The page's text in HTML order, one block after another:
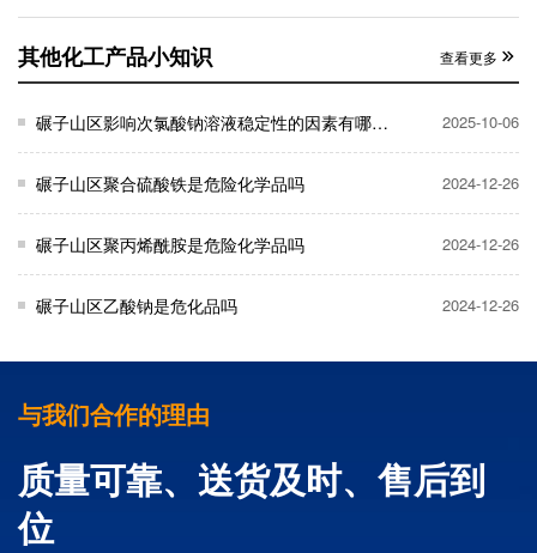
其他化工产品小知识 查看更多
碾子山区影响次氯酸钠溶液稳定性的因素有哪些？ 2025-10-06
碾子山区聚合硫酸铁是危险化学品吗 2024-12-26
碾子山区聚丙烯酰胺是危险化学品吗 2024-12-26
碾子山区乙酸钠是危化品吗 2024-12-26
与我们合作的理由
质量可靠、送货及时、售后到
位